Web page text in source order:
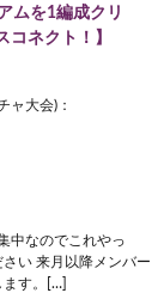
ムを1編成クリ
コネクト！】
ャ大会)：
中なのでこれやっ
い 来月以降メンバー
ます。[…]